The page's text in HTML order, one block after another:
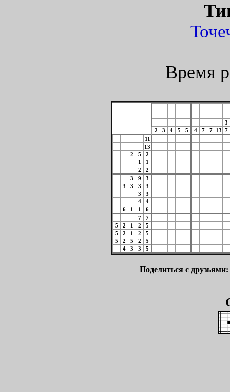
Время
3
2
3 4 5 5 4 7 7 13 7
11
13
2
5
2
1
1
2
2
3
9
3
3
3 3
3
3
3
4
4
6
1 1
6
7
7
5
2 1 2
5
5
2 1 2
5
5
2 5 2
5
4
3 3 5
Поделиться с друзьями: